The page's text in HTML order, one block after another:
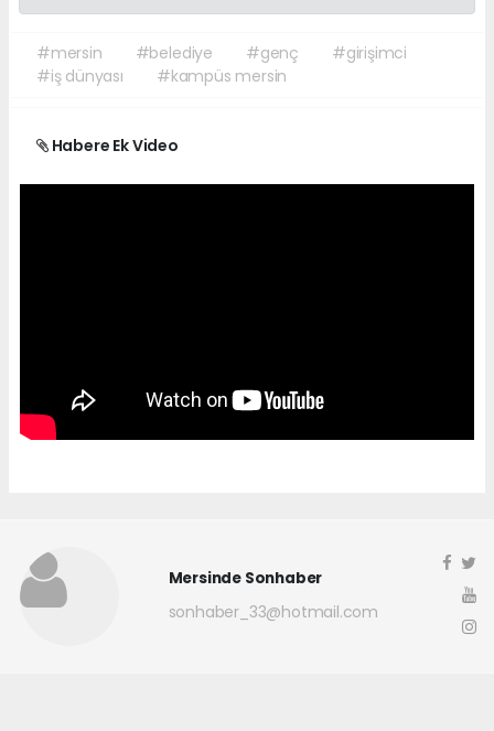
#mersin #belediye #genç
#girişimci
#iş dünyası
#kampüs mersin
Habere Ek Video
Mersinde Sonhaber
sonhaber_33@hotmail.com